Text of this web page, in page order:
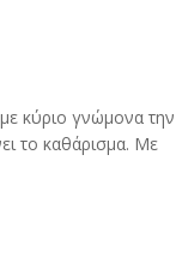
κύριο γνώμονα την
το καθάρισμα. Με